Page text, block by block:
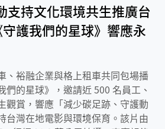
支持文化環境共生推廣台
護我們的星球》響應永
、裕融企業與格上租車共同包場播
們的星球》，邀請近 500 名員工、
觀賞，響應「減少碳足跡、守護動
台灣在地電影與環境保育。該片由